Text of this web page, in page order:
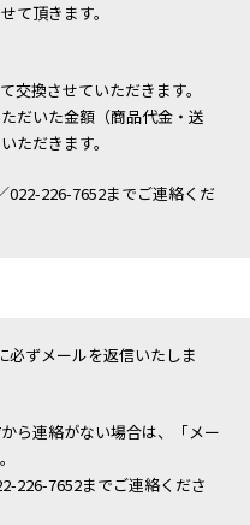
て頂きます。
交換させていただきます。
だいた金額（商品代金・送
ただきます。
022-226-7652までご連絡くだ
必ずメールを返信いたしま
ら連絡がない場合は、「メー
226-7652までご連絡くださ